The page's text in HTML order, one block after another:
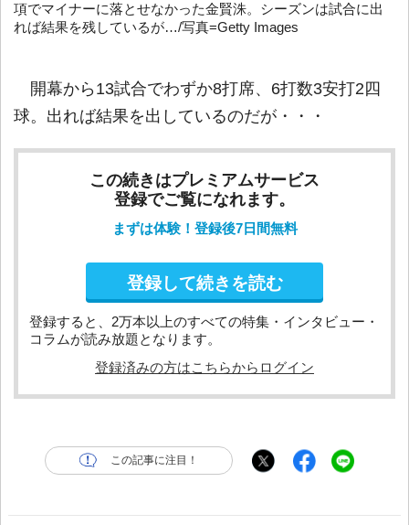
項でマイナーに落とせなかった金賢洙。シーズンは試合に出
れば結果を残しているが…/写真=Getty Images
開幕から13試合でわずか8打席、6打数3安打2四
球。出れば結果を出しているのだが・・・
この続きはプレミアムサービス
登録でご覧になれます。
まずは体験！登録後7日間無料
登録して続きを読む
登録すると、2万本以上のすべての特集・インタビュー・
コラムが読み放題となります。
登録済みの方はこちらからログイン
この記事に注目！